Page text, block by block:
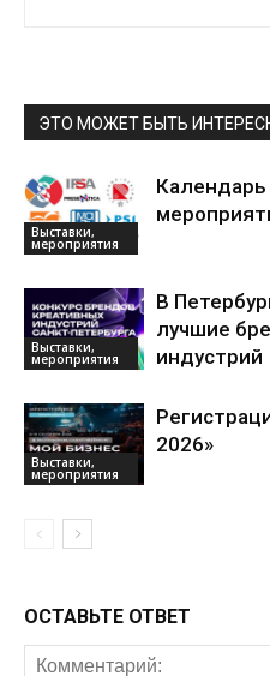
ЭТО МОЖЕТ БЫТЬ
Выставки,
мероприятия
Выставки,
мероприятия
В
лучшие
индустрий
Выставки,
мероприятия
2026»
ОСТАВЬТЕ ОТВЕТ